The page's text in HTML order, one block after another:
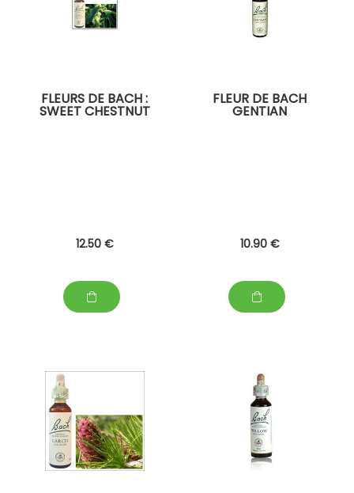
FLEURS DE BACH :
SWEET CHESTNUT
12.50 €
FLEUR DE BACH
GENTIAN
10.90 €